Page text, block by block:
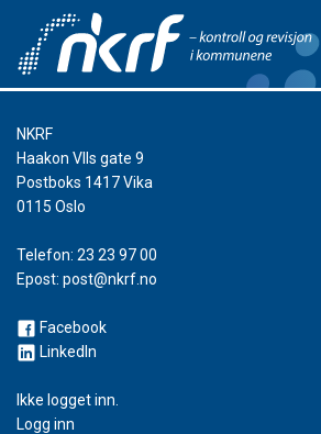
NKRF
Haakon VIIs gate 9
Postboks 1417 Vika
0115 Oslo
Telefon: 23 23 97 00
Epost: post@nkrf.no
Facebook
LinkedIn
Ikke logget inn.
Logg inn